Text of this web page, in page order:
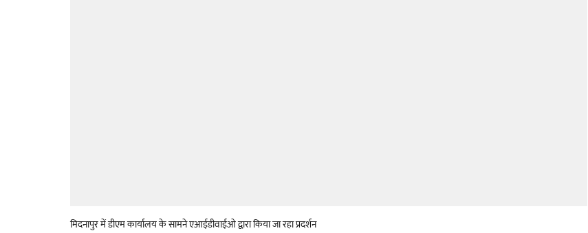
मिदनापुर में डीएम कार्यालय के सामने एआईडीवाईओ द्वारा किया जा रहा प्रदर्शन